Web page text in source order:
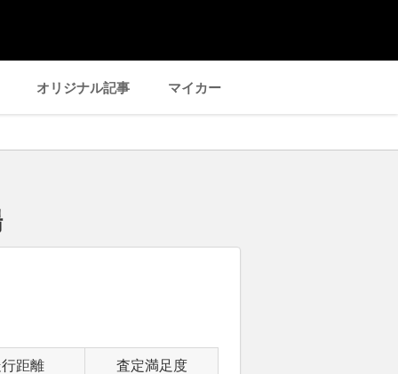
オリジナル記事 マイカー
距離 査定満足度